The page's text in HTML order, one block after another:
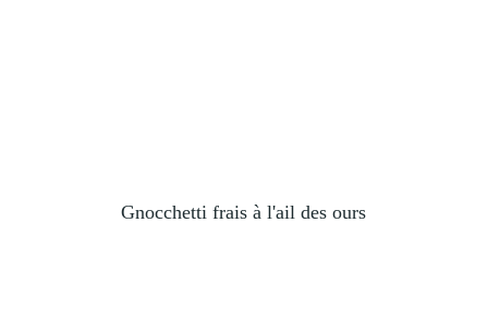
Gnocchetti frais à l'ail des ours